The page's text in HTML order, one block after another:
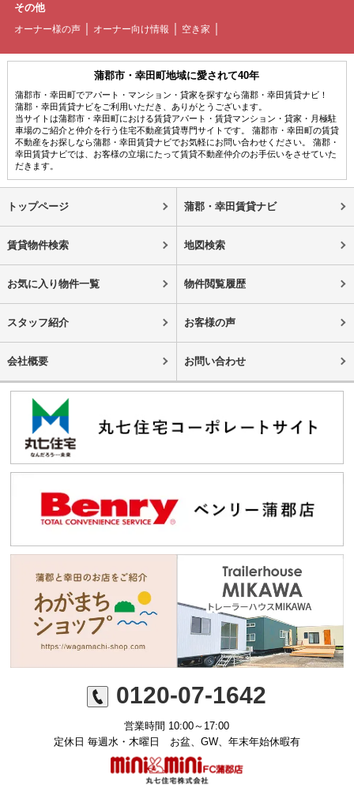
その他
オーナー様の声 オーナー向け情報 空き家
蒲郡市・幸田町地域に愛されて40年
蒲郡市・幸田町でアパート・マンション・貸家を探すなら蒲郡・幸田賃貸ナビ！
蒲郡・幸田賃貸ナビをご利用いただき、ありがとうございます。
当サイトは蒲郡市・幸田町における賃貸アパート・賃貸マンション・貸家・月極駐
車場のご紹介と仲介を行う住宅不動産賃貸専門サイトです。 蒲郡市・幸田町の賃貸
不動産をお探しなら蒲郡・幸田賃貸ナビでお気軽にお問い合わせください。 蒲郡・
幸田賃貸ナビでは、お客様の立場にたって賃貸不動産仲介のお手伝いをさせていた
だきます。
トップページ 蒲郡・幸田賃貸ナビ
賃貸物件検索 地図検索
お気に入り物件一覧 物件閲覧履歴
スタッフ紹介 お客様の声
会社概要 お問い合わせ
0120-07-1642
営業時間 10:00～17:00
定休日 毎週水・木曜日 お盆、GW、年末年始休暇有